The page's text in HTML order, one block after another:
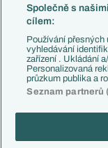
Manchester United
AC Milán
Juventus FC
Bayern Mnichov
FC Barcelona
Real Madrid
Copyright © 2001-2026
Společně s
cílem:
Používání přesných
vyhledávání
zařízení . Ukládání
Personalizovaná
průzkum publika a
Seznam partnerů